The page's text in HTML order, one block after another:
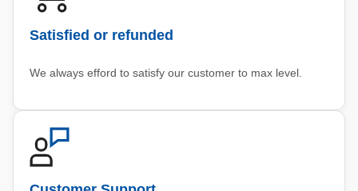
Satisfied or refunded
We always efford to satisfy our customer to max level.